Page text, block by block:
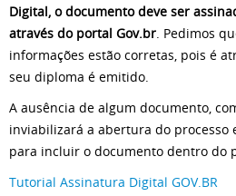
Digital, o documento deve ser
através do portal Gov.br. Pedimos
informações estão corretas, pois é
seu diploma é emitido.
A ausência de algum documento,
inviabilizará a abertura do processo
para incluir o documento dentro do
Tutorial Assinatura Digital GOV.BR